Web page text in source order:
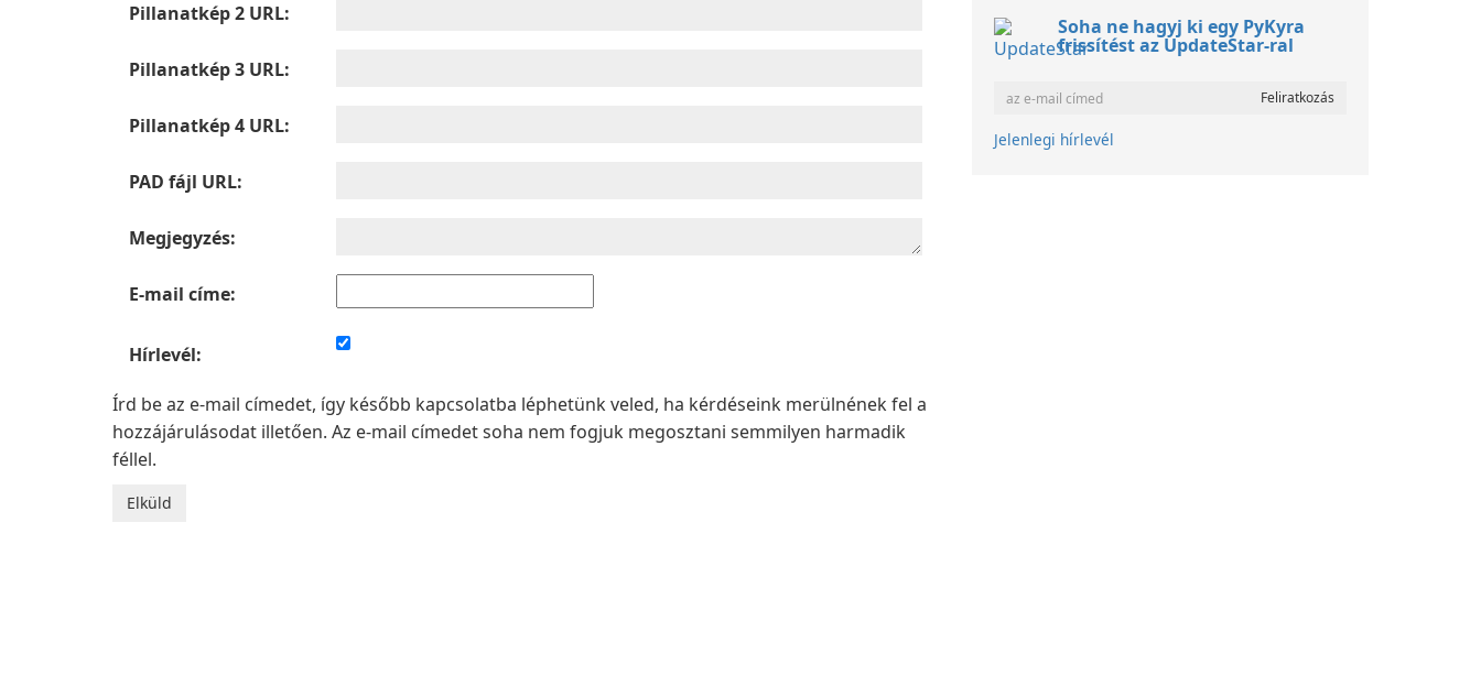
Pillanatkép 2 URL:
Pillanatkép 3 URL:
Pillanatkép 4 URL:
PAD fájl URL:
Megjegyzés:
E-mail címe:
Hírlevél:
Írd be az e-mail címedet, így később kapcsolatba léphetünk veled, ha kérdéseink merülnének fel a
hozzájárulásodat illetően. Az e-mail címedet soha nem fogjuk megosztani semmilyen harmadik
féllel.
Soha ne hagyj ki egy PyKyra
frissítést az UpdateStar-ral
Jelenlegi hírlevél